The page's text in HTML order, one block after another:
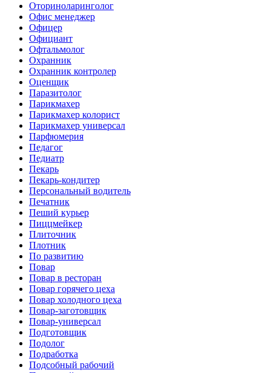
Оториноларинголог
Офис менеджер
Офицер
Официант
Офтальмолог
Охранник
Охранник контролер
Оценщик
Паразитолог
Парикмахер
Парикмахер колорист
Парикмахер универсал
Парфюмерия
Педагог
Педиатр
Пекарь
Пекарь-кондитер
Персональный водитель
Печатник
Пеший курьер
Пиццмейкер
Плиточник
Плотник
По развитию
Повар
Повар в ресторан
Повар горячего цеха
Повар холодного цеха
Повар-заготовщик
Повар-универсал
Подготовщик
Подолог
Подработка
Подсобный рабочий